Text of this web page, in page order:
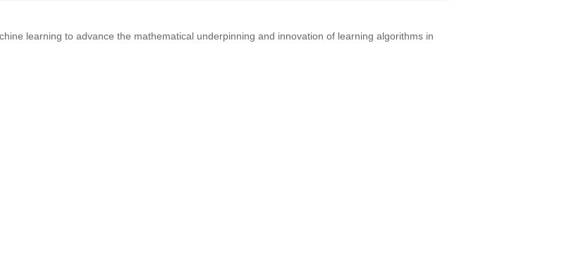
learning to advance the mathematical underpinning and innovation of learning algorithms in